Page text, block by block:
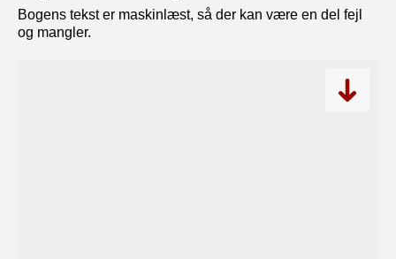
Bogens tekst er maskinlæst, så der kan være en del fejl
og mangler.